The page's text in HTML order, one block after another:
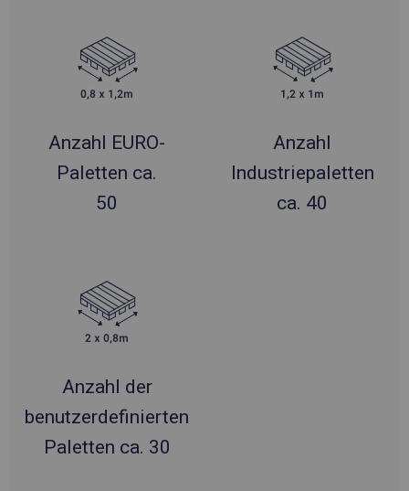
Anzahl EURO-
Paletten ca.
50
Anzahl
Industriepaletten
ca. 40
Anzahl der
benutzerdefinierten
Paletten ca. 30